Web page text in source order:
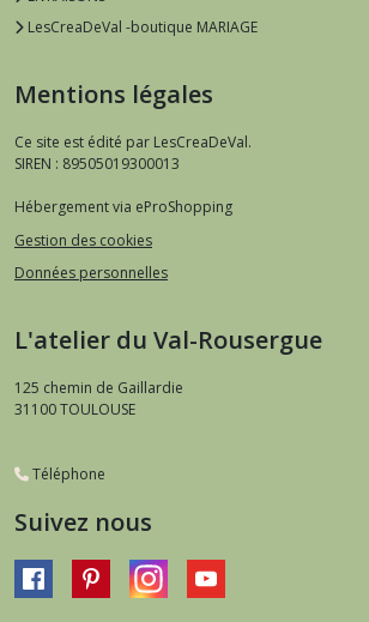
LesCreaDeVal -boutique MARIAGE
Mentions légales
Ce site est édité par LesCreaDeVal.
SIREN : 89505019300013
Hébergement via eProShopping
Gestion des cookies
Données personnelles
L'atelier du Val-Rousergue
125 chemin de Gaillardie
31100TOULOUSE
Téléphone
Suivez nous